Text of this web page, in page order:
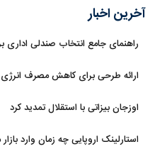
آخرین اخبار
راهنمای جامع انتخاب صندلی اداری
ارائه طرحی برای کاهش مصرف
اوزجان بیزاتی با استقلال تمدید کرد
استارلینک اروپایی چه زمان وارد